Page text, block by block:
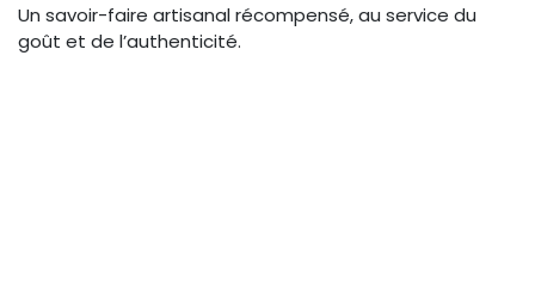
Un savoir-faire artisanal récompensé, au service du
goût et de l’authenticité.